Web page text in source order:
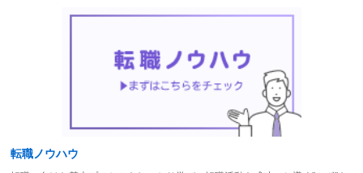
転職ノウハウ